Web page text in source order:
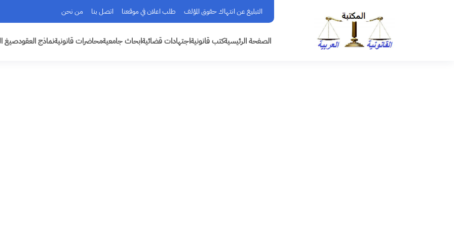
التبليغ عن انتهاك حقوق المؤلف طلب اعلان في موقعنا اتصل بنا من نحن
الصفحة الرئيسيةكتب قانونيةاجتهادات قضائيةابحاث جامعيةمحاضرات قانونيةنماذج العقودصيغ